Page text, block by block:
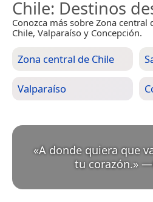
Chile: Destinos
Conozca más sobre Zona central
Chile, Valparaíso y Concepción.
Zona central de Chile
Valparaíso
«A donde quiera que
tu corazón.» —